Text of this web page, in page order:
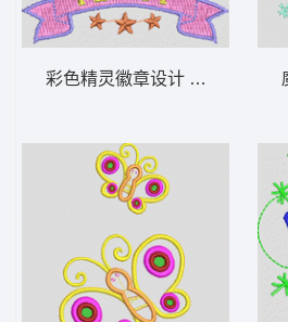
彩色精灵徽章设计 公主_卡通